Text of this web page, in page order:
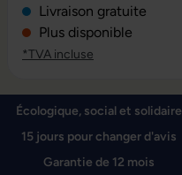
Livraison gratuite
Plus disponible
*TVA incluse
Écologique, social et solidaire
15 jours pour changer d'avis
Garantie de 12 mois